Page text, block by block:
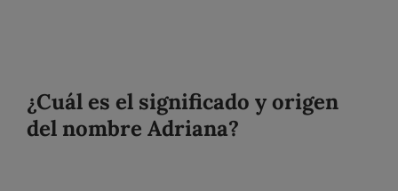
¿Cuál es el significado y origen
del nombre Adriana?